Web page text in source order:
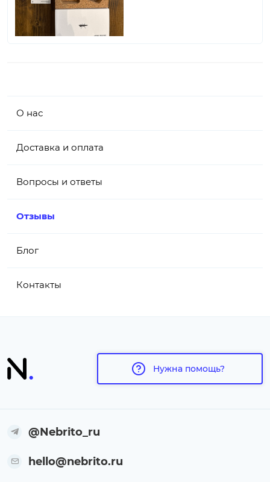
О нас
Доставка и оплата
Вопросы и ответы
Отзывы
Блог
Контакты
Нужна помощь?
@Nebrito_ru
hello@nebrito.ru